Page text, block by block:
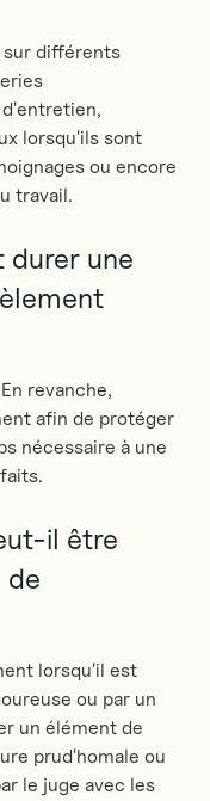
sur différents
lorsqu'ils sont
ou encore
travail.
durer une
revanche,
afin de protéger
nécessaire à une
il être
de
lorsqu'il est
ou par un
un élément de
prud'homale ou
le juge avec les